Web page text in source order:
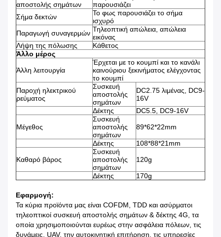
αποστολής σημάτων
παρουσιάζει
Σήμα δεκτών
Το φως παρουσιάζει το σήμα
ισχυρό
Παραγωγή συναγερμών Τηλεοπτική απώλεια, απώλεια
εικόνας
Λήψη της πόλωσης
Κάθετος
Άλλο μέρος
Άλλη λειτουργία
Έρχεται με το κουμπί και το κανάλι
καινούριου ξεκινήματος ελέγχοντας
το κουμπί
Παροχή ηλεκτρικού
ρεύματος
Συσκευή
αποστολής
σημάτων
DC2.75 λιμένας, DC9-
16V
Δέκτης
DC5.5, DC9-16V
Μέγεθος
Συσκευή
αποστολής
σημάτων
89*62*22mm
Δέκτης 108*88*21mm
Καθαρό βάρος
Συσκευή
αποστολής
σημάτων
120g
Δέκτης 170g
Εφαρμογή:
Τα κύρια προϊόντα μας είναι COFDM, TDD και ασύρματοι
τηλεοπτικοί συσκευή αποστολής σημάτων & δέκτης 4G, τα
οποία χρησιμοποιούνται ευρέως στην ασφάλεια πόλεων, τις
δυνάμεις, UAV, την αυτοκινητική επιτήρηση, τις υπηρεσίες